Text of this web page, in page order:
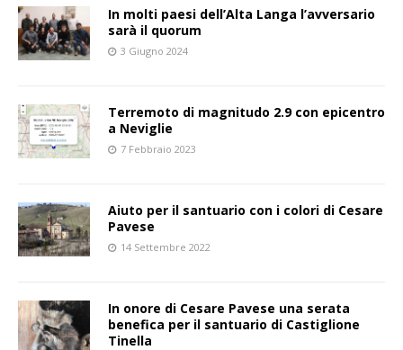
In molti paesi dell’Alta Langa l’avversario
sarà il quorum
3 Giugno 2024
Terremoto di magnitudo 2.9 con epicentro
a Neviglie
7 Febbraio 2023
Aiuto per il santuario con i colori di Cesare
Pavese
14 Settembre 2022
In onore di Cesare Pavese una serata
benefica per il santuario di Castiglione
Tinella